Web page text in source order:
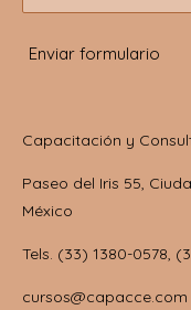
Enviar formulario
Capacitación y
Paseo del Iris 55,
México
Tels. (33) 1380-0578,
cursos@capacce.com